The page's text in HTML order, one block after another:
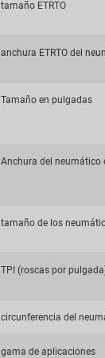
tamaño ETRTO
anchura ETRTO del
Tamaño en pulgadas
Anchura del neumático
tamaño de los
TPI (roscas por
circunferencia del
gama de aplicaciones